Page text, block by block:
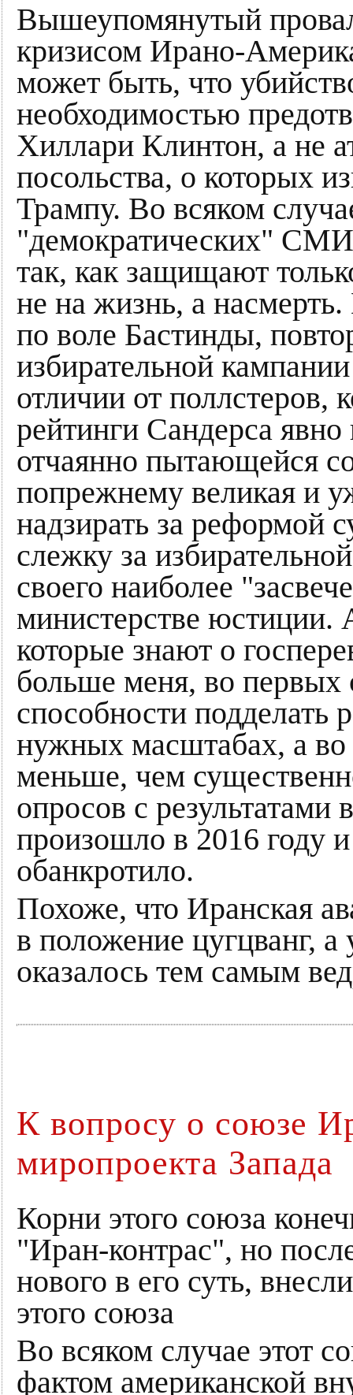
Вышеупомянутый
кризисом Ирано-
может быть, что
необходимостью
Хиллари Клинтон, а не
посольства, о которых
Трампу. Во всяком
"демократических"
так, как защищают
не на жизнь, а
по воле Бастинды,
избирательной
отличии от поллстеров,
рейтинги Сандерса
отчаянно пытающейся
попрежнему великая и
надзирать за реформой
слежку за
своего наиболее
министерстве юстиции.
которые знают о
больше меня, во первых
способности подделать
нужных масштабах, а во
меньше, чем
опросов с результатами
произошло в 2016 году
обанкротило.
Похоже, что Иранская
в положение цугцванг,
оказалось тем самым
К вопросу о союзе
миропроекта Запада
Корни этого союза
"Иран-контрас", но
нового в его суть,
этого союза
Во всяком случае этот
фактом американской